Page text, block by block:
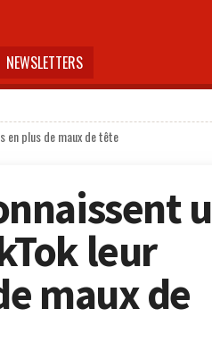
NEWSLETTERS
en plus de maux de tête
leur
maux de